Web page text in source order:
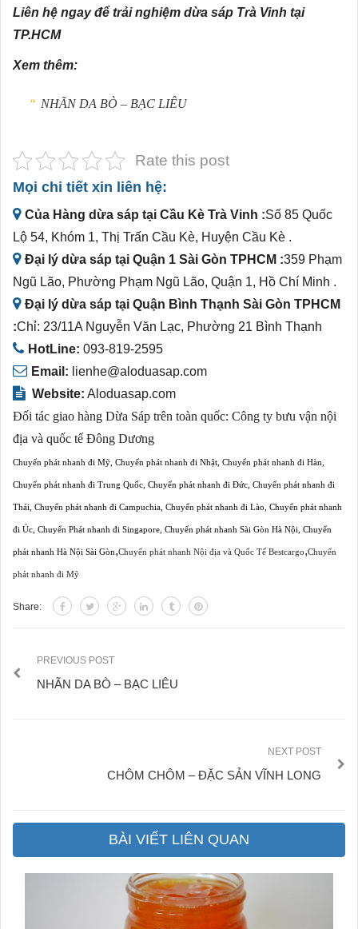
Liên hệ ngay để trải nghiệm dừa sáp Trà Vinh tại
TP.HCM
Xem thêm:
NHÃN DA BÒ – BẠC LIÊU
Rate this post
Mọi chi tiết xin liên hệ:
Của Hàng dừa sáp tại Cầu Kè Trà Vinh :Số 85 Quốc
Lộ 54, Khóm 1, Thị Trấn Cầu Kè, Huyện Cầu Kè .
Đại lý dừa sáp tại Quận 1 Sài Gòn TPHCM :359 Phạm
Ngũ Lão, Phường Phạm Ngũ Lão, Quận 1, Hồ Chí Minh .
Đại lý dừa sáp tại Quận Bình Thạnh Sài Gòn TPHCM
:Chỉ: 23/11A Nguyễn Văn Lạc, Phường 21 Bình Thạnh
HotLine: 093-819-2595
Email: lienhe@aloduasap.com
Website: Aloduasap.com
Đối tác giao hàng Dừa Sáp trên toàn quốc: Công ty bưu vận nội
địa và quốc tế Đông Dương
Chuyển phát nhanh đi Mỹ Chuyển phát nhanh đi Nhật Chuyển phát nhanh đi Hàn
Chuyển phát nhanh đi Trung Quốc Chuyển phát nhanh đi Đức Chuyển phát nhanh đi
Thái Chuyển phát nhanh đi Campuchia Chuyển phát nhanh đi Lào Chuyển phát nhanh
đi Úc Chuyển Phát nhanh đi Singapore Chuyển phát nhanh Sài Gòn Hà Nội Chuyển
phát nhanh Hà Nội Sài Gòn,Chuyển phát nhanh Nội địa và Quốc Tế Bestcargo,Chuyển
phát nhanh đi Mỹ
Share:
PREVIOUS POST
NHÃN DA BÒ – BẠC LIÊU
NEXT POST
CHÔM CHÔM – ĐẶC SẢN VĨNH LONG
BÀI VIẾT LIÊN QUAN